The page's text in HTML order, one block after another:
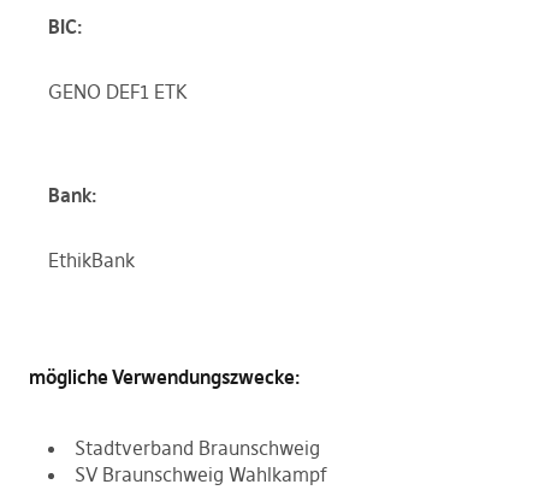
BIC:
GENO DEF1 ETK
Bank:
EthikBank
mögliche Verwendungszwecke:
Stadtverband Braunschweig
SV Braunschweig Wahlkampf